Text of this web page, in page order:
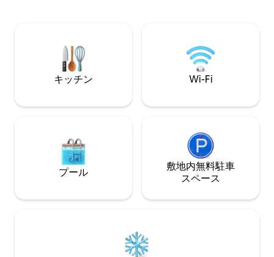
キッチン Wi-Fi
プール
敷地内無料駐⁠車
ス⁠ペ⁠ー⁠ス